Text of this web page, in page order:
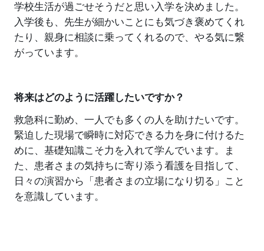
学校生活が過ごせそうだと思い入学を決めました。
入学後も、先生が細かいことにも気づき褒めてくれ
たり、親身に相談に乗ってくれるので、やる気に繋
がっています。
将来はどのように活躍したいですか？
救急科に勤め、一人でも多くの人を助けたいです。
緊迫した現場で瞬時に対応できる力を身に付けるた
めに、基礎知識こそ力を入れて学んでいます。ま
た、患者さまの気持ちに寄り添う看護を目指して、
日々の演習から「患者さまの立場になり切る」こと
を意識しています。